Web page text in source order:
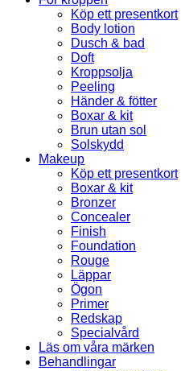
Köp ett presentkort
Body lotion
Dusch & bad
Doft
Kroppsolja
Peeling
Händer & fötter
Boxar & kit
Brun utan sol
Solskydd
Makeup
Köp ett presentkort
Boxar & kit
Bronzer
Concealer
Finish
Foundation
Rouge
Läppar
Ögon
Primer
Redskap
Specialvård
Läs om våra märken
Behandlingar